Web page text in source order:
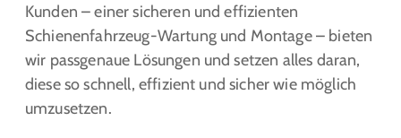
Kunden – einer sicheren und effizienten
Schienenfahrzeug-Wartung und Montage – bieten
wir passgenaue Lösungen und setzen alles daran,
diese so schnell, effizient und sicher wie möglich
umzusetzen.